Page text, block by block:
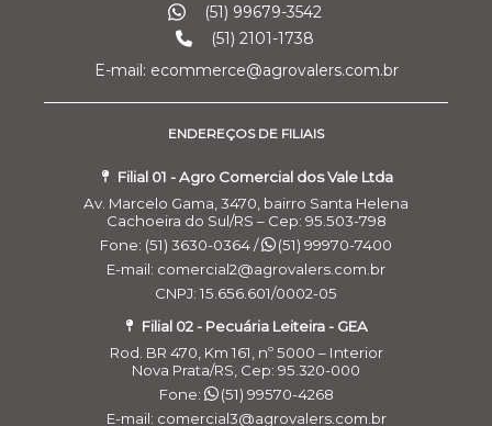
(51) 99679-3542
(51) 2101-1738
E-mail: ecommerce@agrovalers.com.br
ENDEREÇOS DE FILIAIS
Filial 01 - Agro Comercial dos Vale Ltda
Av. Marcelo Gama, 3470, bairro Santa Helena
Cachoeira do Sul/RS – Cep: 95.503-798
Fone: (51) 3630-0364 /
(51) 99970-7400
E-mail: comercial2@agrovalers.com.br
CNPJ: 15.656.601/0002-05
Filial 02 - Pecuária Leiteira - GEA
Rod. BR 470, Km 161, nº 5000 – Interior
Nova Prata/RS, Cep: 95.320-000
Fone:
(51) 99570-4268
E-mail: comercial3@agrovalers.com.br